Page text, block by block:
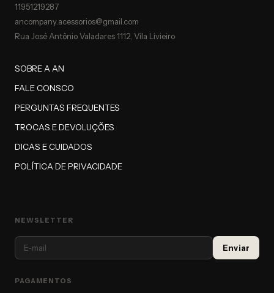
11951219287
ancompany.acessorios@gmail.com
Rua José Antônio Valadares 1112, Vila Livieiro
SOBRE A AN
FALE CONSCO
PERGUNTAS FREQUENTES
TROCAS E DEVOLUÇÕES
DICAS E CUIDADOS
POLÍTICA DE PRIVACIDADE
NEWSLETTER
PAGAMENTOS